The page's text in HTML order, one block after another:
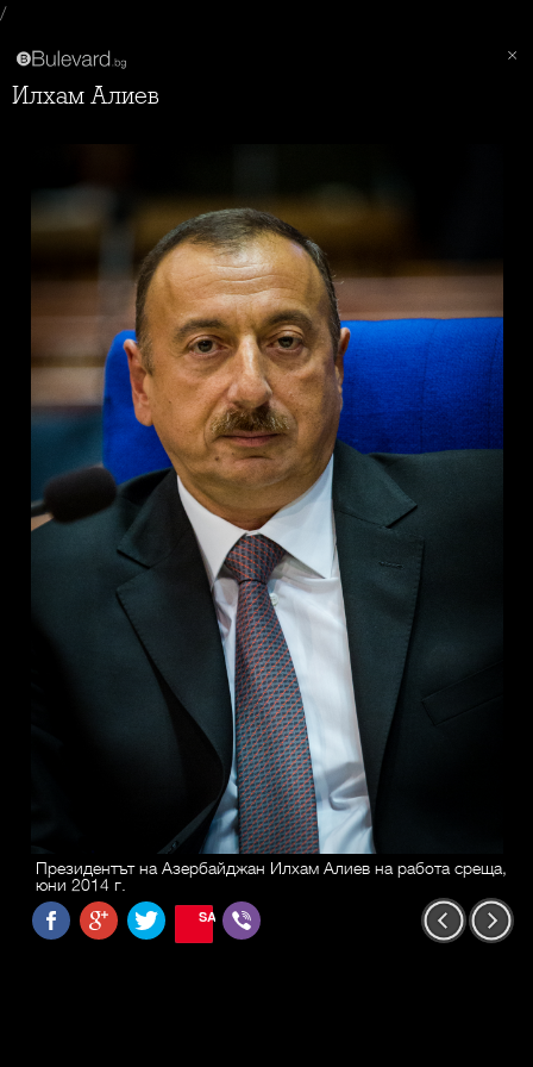
/
Илхам Алиев
Президентът на Азербайджан Илхам Алиев на работа среща,
юни 2014 г.
SAVE